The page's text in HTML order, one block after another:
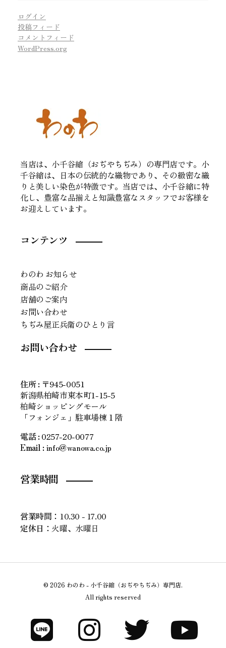
ログイン
投稿フィード
コメントフィード
WordPress.org
当店は、小千谷縮（おぢやちぢみ）の専門店です。小
千谷縮は、日本の伝統的な織物であり、その緻密な織
りと美しい染色が特徴です。当店では、小千谷縮に特
化し、豊富な品揃えと知識豊富なスタッフでお客様を
お迎えしています。
コンテンツ
わのわ お知らせ
商品のご紹介
店舗のご案内
お問い合わせ
ちぢみ屋正兵衛のひとり言
お問い合わせ
住所:〒945-0051
新潟県柏崎市東本町1-15-5
柏崎ショッピングモール
「フォンジェ」駐車場棟１階
電話 :0257-20-0077
Email :info＠wanowa.co.jp
営業時間
営業時間： 10.30 - 17.00
定休日： 火曜、水曜日
© 2026 わのわ - 小千谷縮（おぢやちぢみ）専門店.
All rights reserved